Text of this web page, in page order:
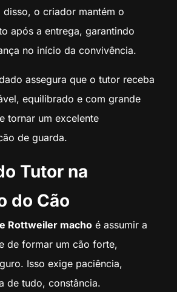
o criador mantém o
após a entrega, garantindo
no início da convivência.
assegura que o tutor receba
equilibrado e com grande
tornar um excelente
de guarda.
Tutor na
do Cão
Rottweiler machoé assumir a
de formar um cão forte,
Isso exige paciência,
de tudo, constância.